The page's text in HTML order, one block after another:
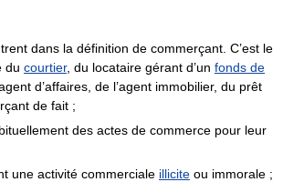
dans la définition de commerçant. C’est le
du courtier, du locataire gérant d’un fonds de
d’affaires, de l’agent immobilier, du prêt
de fait ;
des actes de commerce pour leur
une activité commerciale illicite ou immorale ;